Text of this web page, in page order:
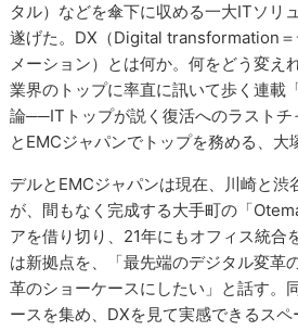
タル）などを傘下に収める一大ITソリ
遂げた。DX（Digital transformation＝
メーション）とは何か。何をどう変え
業界のトップに率直に訊いて歩く連載
論──ITトップが説く復活へのラスト
とEMCジャパンでトップを務める、大
デルとEMCジャパンは現在、川崎と渋
が、間もなく完成する大手町の「
アを借り切り、21年にもオフィス統合
は新拠点を、「最先端のデジタル変革
革のショーケースにしたい」と話す。
ースを集め、DXを見て実感できるスペ